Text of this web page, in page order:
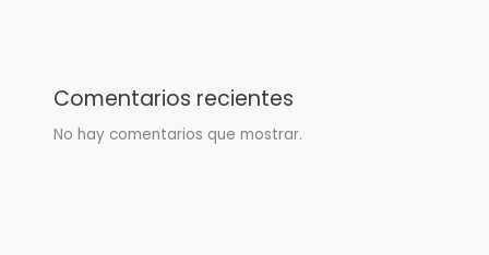
Comentarios recientes
No hay comentarios que mostrar.